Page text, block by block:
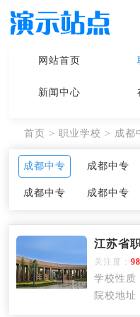
网站首页
新闻中心
首页 >职业学校 > 成都
成都中专 成都中专
成都中专 成都中专
江苏省
关注度：
学校性质
院校地址